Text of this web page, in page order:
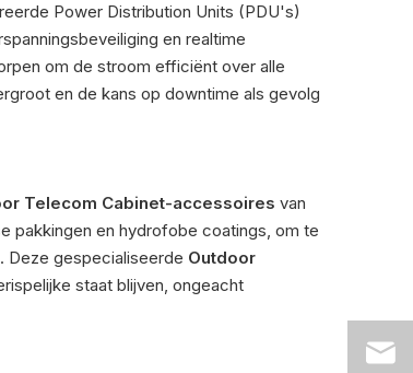
Power Distribution Units (PDU's)
en realtime
om de stroom efficiënt over alle
en de kans op downtime als gevolg
Telecom Cabinet-accessoires van
pakkingen en hydrofobe coatings, om te
Deze gespecialiseerde Outdoor
staat blijven, ongeacht